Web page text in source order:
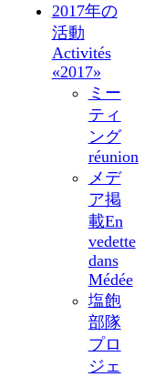
2017年の
活動
Activités
«2017»
ミー
ティ
ング
réunion
メデ
ア掲
載En
vedette
dans
Médée
塩飽
部隊
プロ
ジェ